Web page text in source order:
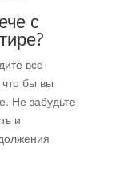
с
все
бы вы
Не забудьте
и